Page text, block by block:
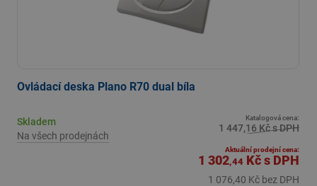
Ovládací deska Plano R70 dual bíla
Skladem
Na všech prodejnách
Katalogová cena:
1 447,16 Kč s DPH
Aktuální prodejní cena:
1 302,44 Kčs DPH
1 076,40 Kč bez DPH